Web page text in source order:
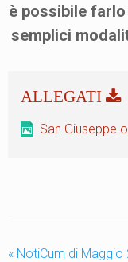
è possibile
semplici
San Giuseppe
« NotiCum di Maggio